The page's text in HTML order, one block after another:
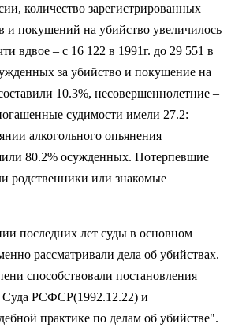
количество зарегистрированных
покушений на убийство увеличилось
вдвое – с 16 122 в 1991г. до 29 551 в
за убийство и покушение на
10.3%, несовершеннолетние –
судимости имели 27.2:
алкогольного опьянения
80.2% осужденных. Потерпевшие
родственники или знакомые
последних лет суды в основном
рассматривали дела об убийствах.
способствовали постановления
Суда РСФСР(1992.12.22) и
практике по делам об убийстве".